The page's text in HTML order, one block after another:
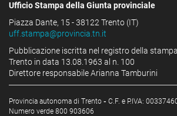
Ufficio Stampa della Giunta provinciale
Piazza Dante, 15 - 38122 Trento (IT)
uff.stampa@provincia.tn.it
Pubblicazione iscritta nel registro della
Trento in data 13.08.1963 al n. 100
Direttore responsabile Arianna Tamburini
Provincia autonoma di Trento - C.F. e P.IVA:
Numero verde 800 903606